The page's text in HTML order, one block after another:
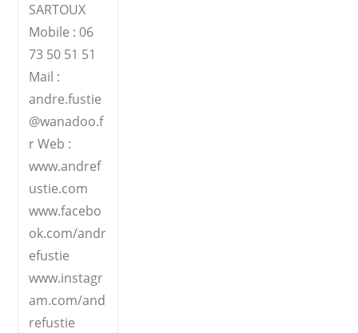
SARTOUX
Mobile : 06
73 50 51 51
Mail :
andre.fustie
@wanadoo.f
r Web :
www.andref
ustie.com
www.facebo
ok.com/andr
efustie
www.instagr
am.com/and
refustie